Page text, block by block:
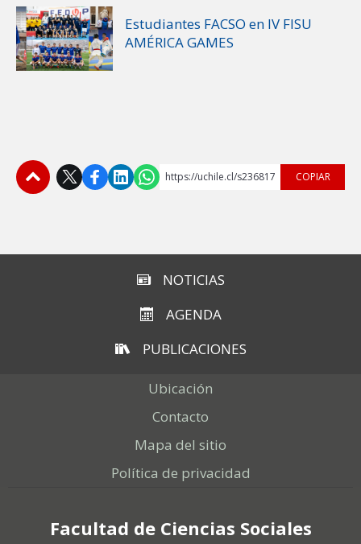
Estudiantes FACSO en IV FISU
AMÉRICA GAMES
https://uchile.cl/s236817 COPIAR
NOTICIAS
AGENDA
PUBLICACIONES
Ubicación
Contacto
Mapa del sitio
Política de privacidad
Facultad de Ciencias Sociales